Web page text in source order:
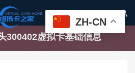

300402虚拟卡基础信息
ZH-CN